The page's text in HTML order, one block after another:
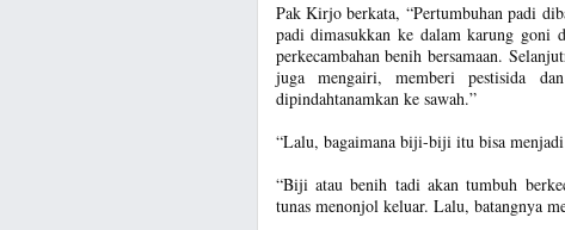
Pak Kirjo berkata, “Pertumbuhan padi
padi dimasukkan ke dalam karung goni
perkecambahan benih bersamaan.
juga mengairi, memberi pestisida
dipindahtanamkan ke sawah.”
“Lalu, bagaimana biji-biji itu bisa
“Biji atau benih tadi akan tumbuh
tunas menonjol keluar. Lalu, batangnya